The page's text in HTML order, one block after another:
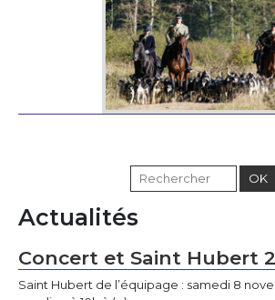
Actualités
Concert et Saint Hubert
Saint Hubert de l’équipage : samedi 8